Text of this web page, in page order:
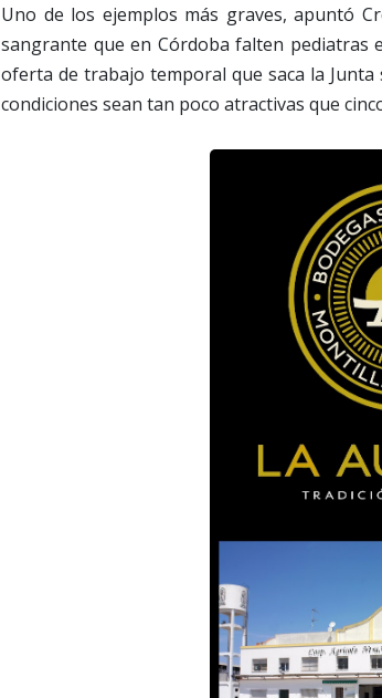
Uno de los ejemplos más graves, apuntó
sangrante que en Córdoba falten pediatras
oferta de trabajo temporal que saca la Junta
condiciones sean tan poco atractivas que